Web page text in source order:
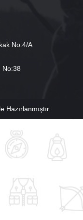
No:4/A
No:38
Hazırlanmıştır.